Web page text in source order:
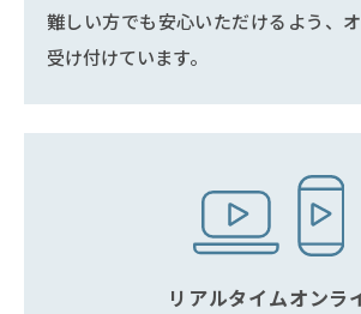
難しい方でも安心いただけるよう、
受け付けています。
リアルタイムオンラ